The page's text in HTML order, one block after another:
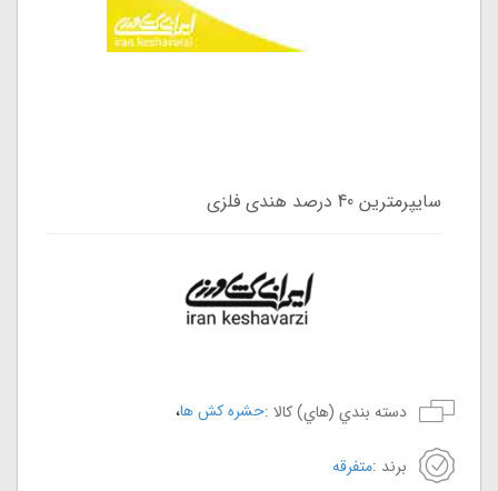
سایپرمترین 40 درصد هندی فلزی
دسته بندي (هاي) کالا :حشره کش ها،
برند :متفرقه